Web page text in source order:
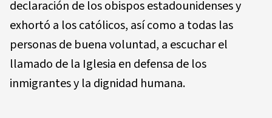
declaración de los obispos estadounidenses y
exhortó a los católicos, así como a todas las
personas de buena voluntad, a escuchar el
llamado de la Iglesia en defensa de los
inmigrantes y la dignidad humana.